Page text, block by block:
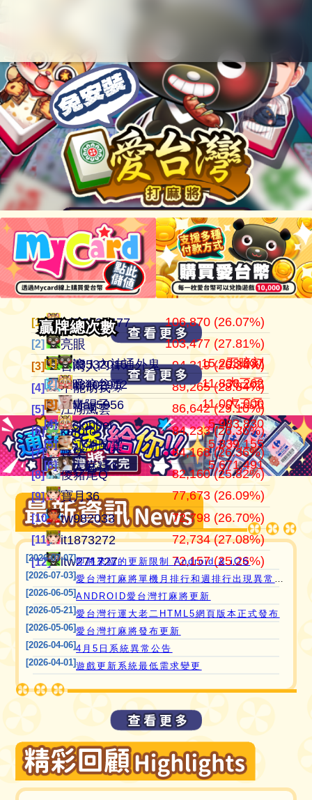
愛台灣打麻將🖥️📱適用於所有市面上大部分
瀏覽器(HTML5 遊戲)，免下載，免安裝，
現在立即點擊馬上玩😊❤️💕😘
[1] 江湖風雲 104,184,201
[2] 田寮阿寶 37,534,647
[3] 11060203 24,286,914
[4] ‘見好就收’ 21,354,199
[5] Apple0613 21,276,910
[6] it2989674 18,649,605
[7] i918472090 15,750,616
[8] ONTARIO歐巴桑 11,221,251
[9] it2967408 9,805,224
[10] i757724391 9,572,806
[11] 青陽子 9,298,995
[12] i339494808 8,429,397
贏牌總次數
贏牌總次數
[1] 0972338477 106,870 (26.07%)
[2] 亮眼 103,477 (27.81%)
[3] 台灣人 94,319 (26.34%)
[4] 不能胡我ㄉ 89,265 (28.84%)
[5] 江湖風雲 86,642 (29.10%)
[6] keroro 84,233 (26.36%)
[7] 娛樂 84,168 (26.36%)
[8] 儍豬尾Q 82,160 (25.82%)
[9] 寶月36 77,673 (26.09%)
[10] tw982033 72,798 (26.70%)
[11] it1873272 72,734 (27.08%)
[12] itw271727 72,157 (25.26%)
[1] 0972338477 409,949
[2] 亮眼 372,053
[3] 台灣人 358,081
[4] keroro 319,510
[5] 娛樂 319,292
[6] 儍豬尾Q 318,171
[7] 不能胡我ㄉ 309,561
[8] 江湖風雲 297,690
[9] 寶月36 297,669
[10] itw271727 285,608
[11] Ｆanny 276,666
[12] tw982033 272,659
[1] 滾！內神通外鬼坐斃A賽金15,203,037
[2] 吸狼谷頭 11,838,262
[3] 青陽子 11,007,000
[4] clobber 5,983,830
[5] 江湖風雲 5,839,155
[6] 大麻糬3 5,671,491
[1] it3532015 五暗刻
[2] it3402912 大三元
[3] May5956 大三元
[2026-07-07]即將來臨的更新限制 Android & iOS
[2026-07-03]
[2026-06-05]ANDROID愛台灣打麻將更新
[2026-05-21]愛台灣行運大老二HTML5網頁版本正式發布
[2026-05-06]愛台灣打麻將發布更新
[2026-04-06]4月5日系統異常公告
[2026-04-01]遊戲更新系統最低需求變更